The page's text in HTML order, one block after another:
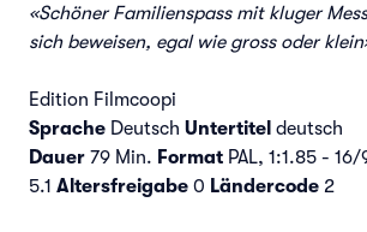
«Schöner Familienspass mit kluger
sich beweisen, egal wie gross oder
Edition Filmcoopi
Sprache Deutsch Untertitel deutsch
Dauer 79 Min. Format PAL, 1:1.85 -
5.1 Altersfreigabe 0 Ländercode 2